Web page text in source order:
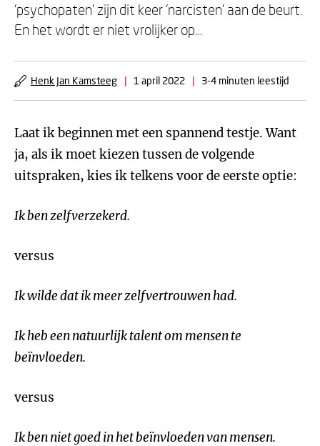
‘psychopaten’ zijn dit keer ‘narcisten’ aan de beurt.
En het wordt er niet vrolijker op…
Henk Jan Kamsteeg | 1 april 2022 | 3-4 minuten leestijd
Laat ik beginnen met een spannend testje. Want
ja, als ik moet kiezen tussen de volgende
uitspraken, kies ik telkens voor de eerste optie:
Ik ben zelfverzekerd.
versus
Ik wilde dat ik meer zelfvertrouwen had.
Ik heb een natuurlijk talent om mensen te
beïnvloeden.
versus
Ik ben niet goed in het beïnvloeden van mensen.